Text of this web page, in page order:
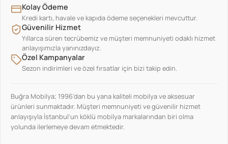
Kolay Ödeme
Kredi kartı, havale ve kapıda ödeme seçenekleri mevcuttur.
Güvenilir Hizmet
Yıllarca süren tecrübemiz ve müşteri memnuniyeti odaklı hizmet
anlayışımızla yanınızdayız.
Özel Kampanyalar
Sezon indirimleri ve özel fırsatlar için bizi takip edin.
Buğra Mobilya; 1996'dan bu yana kaliteli mobilya ve aksesuar
ürünleri sunmaktadır. Müşteri memnuniyeti ve güvenilir hizmet
anlayışıyla İstanbul'un köklü mobilya markalarından biri olma
yolunda ilerlemeye devam etmektedir.